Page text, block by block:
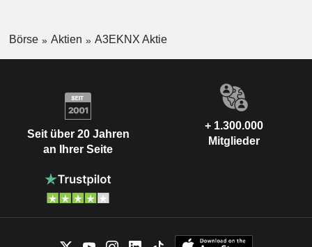
Börse Aktien A3EKNX Aktie
Seit über 20 Jahren
an Ihrer Seite
+ 1.300.000
Mitglieder